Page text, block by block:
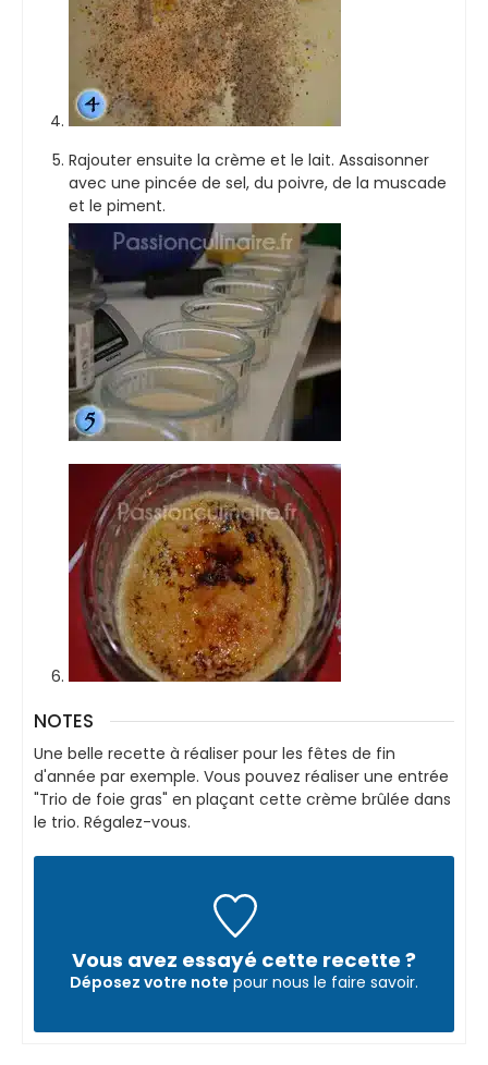
Rajouter ensuite la crème et le lait. Assaisonner
avec une pincée de sel, du poivre, de la muscade
et le piment.
NOTES
Une belle recette à réaliser pour les fêtes de fin
d'année par exemple. Vous pouvez réaliser une entrée
"Trio de foie gras" en plaçant cette crème brûlée dans
le trio. Régalez-vous.
Vous avez essayé cette recette ?
Déposez votre note pour nous le faire savoir.